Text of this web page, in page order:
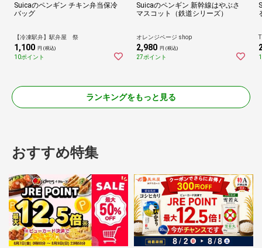
Suicaのペンギン チキン弁当保冷
バッグ
【冷凍駅弁】駅弁屋 祭
1,100 円 (税込)
10ポイント
Suicaのペンギン 新幹線はやぶさ
マスコット（鉄道シリーズ）
オレンジページ shop
2,980 円 (税込)
27ポイント
ランキングをもっと見る
おすすめ特集